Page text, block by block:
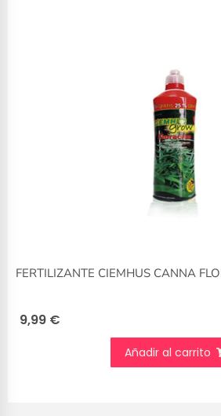
FERTILIZANTE CIEMHUS CANNA
9,99 €
Añadir al carrito